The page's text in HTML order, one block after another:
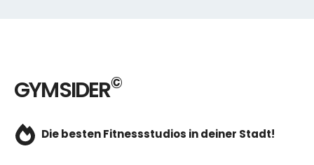
GYMSIDER©
Die besten Fitnessstudios in deiner Stadt!